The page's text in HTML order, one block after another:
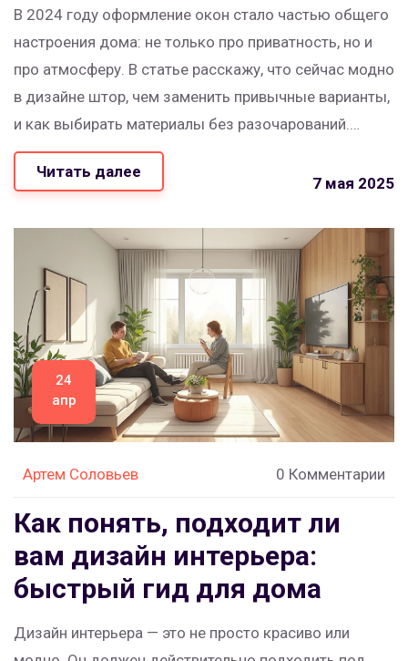
В 2024 году оформление окон стало частью общего
настроения дома: не только про приватность, но и
про атмосферу. В статье расскажу, что сейчас модно
в дизайне штор, чем заменить привычные варианты,
и как выбирать материалы без разочарований.
Вспомню неожиданные тренды, поделюсь
конкретными советами и дам полезные лайфхаки
примеров, которые помогут подобрать свой стиль и
не потратить лишнего.
Читать далее
7 мая 2025
24
апр
Артем Соловьев 0 Комментарии
Как понять, подходит ли
вам дизайн интерьера:
быстрый гид для дома
Дизайн интерьера — это не просто красиво или